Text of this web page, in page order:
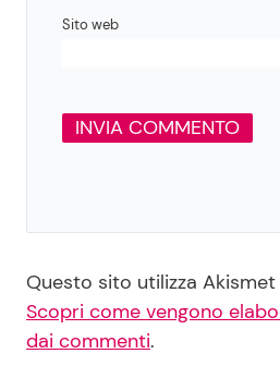
Sito web
Questo sito utilizza
Scopri come vengono
dai commenti.